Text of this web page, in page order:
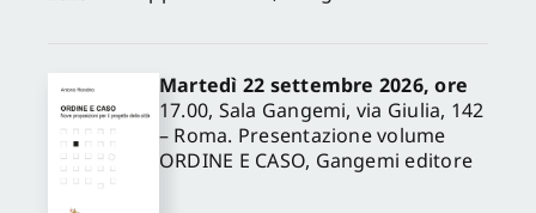
Martedì 22 settembre 2026, ore
17.00, Sala Gangemi, via Giulia, 142
– Roma. Presentazione volume
ORDINE E CASO, Gangemi editore